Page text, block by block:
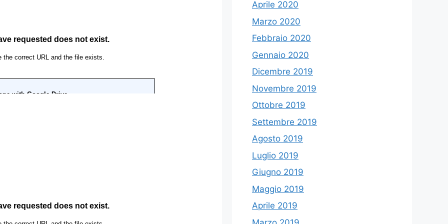
Aprile 2020
Marzo 2020
Febbraio 2020
Gennaio 2020
Dicembre 2019
Novembre 2019
Ottobre 2019
Settembre 2019
Agosto 2019
Luglio 2019
Giugno 2019
Maggio 2019
Aprile 2019